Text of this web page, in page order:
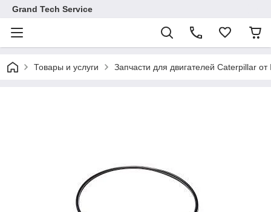
Grand Tech Service
Товары и услуги Запчасти для двигателей Caterpillar от